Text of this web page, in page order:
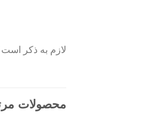
لازم به ذکر
محصولات